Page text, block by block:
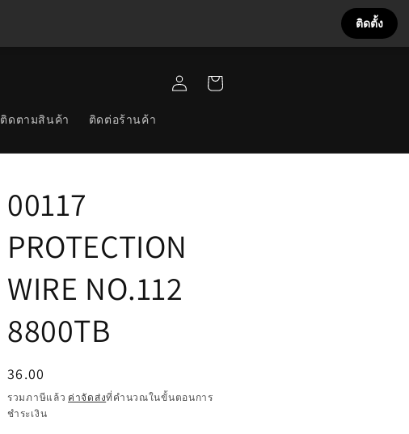
ติดตามสินค้า ติดต่อร้านค้า
ระบบ
สินค้า
00117
PROTECTION
WIRE NO.112
8800TB
ราคา
ปกติ
36.00
รวมภาษีแล้ว ค่าจัดส่งที่คำนวณในขั้นตอนการ
ชำระเงิน
ติดตั้ง